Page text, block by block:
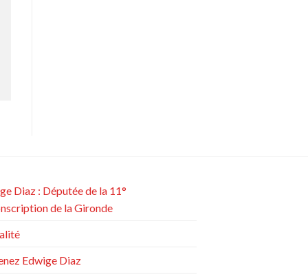
Diaz : Députée de la 11°
de la Gironde
Edwige Diaz